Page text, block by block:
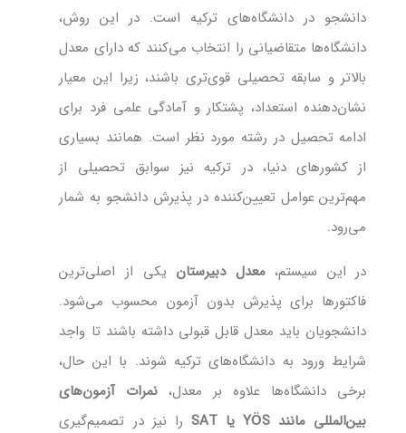
دانشجو در دانشگاه‌های ترکیه است. در این روش،
دانشگاه‌ها متقاضیانی را انتخاب می‌کنند که دارای معدل
بالاتر و سابقه تحصیلی قوی‌تری باشند، زیرا این معیار
نشان‌دهنده استعداد، پشتکار و آمادگی علمی فرد برای
ادامه تحصیل در رشته مورد نظر است. همانند بسیاری
از کشورهای دنیا، در ترکیه نیز سوابق تحصیلی از
مهم‌ترین عوامل تعیین‌کننده در پذیرش دانشجو به شمار
می‌رود.
در این سیستم،معدل دبیرستان یکی از اصلی‌ترین
فاکتورها برای پذیرش بدون آزمون محسوب می‌شود.
دانشجویان باید معدل قابل قبولی داشته باشند تا واجد
شرایط ورود به دانشگاه‌های ترکیه شوند. با این حال،
برخی دانشگاه‌ها علاوه بر معدل، نمرات آزمون‌های
بین‌المللی مانند YÖS یا SAT
را نیز در تصمیم‌گیری